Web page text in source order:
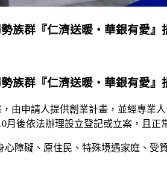
族群『仁濟送暖‧華銀有愛』
族群『仁濟送暖‧華銀有愛』
由申請人提供創業計畫，並經專業人
月後依法辦理設立登記或立案，且
障礙、原住民、特殊境遇家庭、受